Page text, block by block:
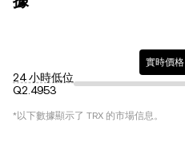
24 小時低位
Q2.4953
實時價
*以下數據顯示了 TRX 的市場信息。